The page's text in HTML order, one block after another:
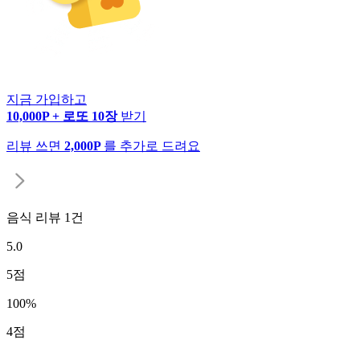
지금 가입하고
10,000P + 로또 10장 받기
리뷰 쓰면 2,000P 를 추가로 드려요
음식 리뷰 1 건
5.0
5점
100%
4점